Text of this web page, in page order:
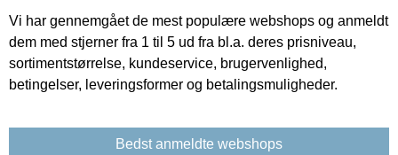
Vi har gennemgået de mest populære webshops og anmeldt
dem med stjerner fra 1 til 5 ud fra bl.a. deres prisniveau,
sortimentstørrelse, kundeservice, brugervenlighed,
betingelser, leveringsformer og betalingsmuligheder.
Bedst anmeldte webshops